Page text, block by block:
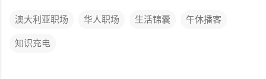
澳大利亚职场 华人职场 生活锦囊 午休播客
知识充电